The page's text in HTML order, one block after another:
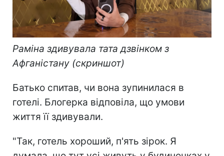
Раміна здивувала тата дзвінком з
Афганістану (скриншот)
Батько спитав, чи вона зупинилася в
готелі. Блогерка відповіла, що умови
життя її здивували.
"Так, готель хороший, п'ять зірок. Я